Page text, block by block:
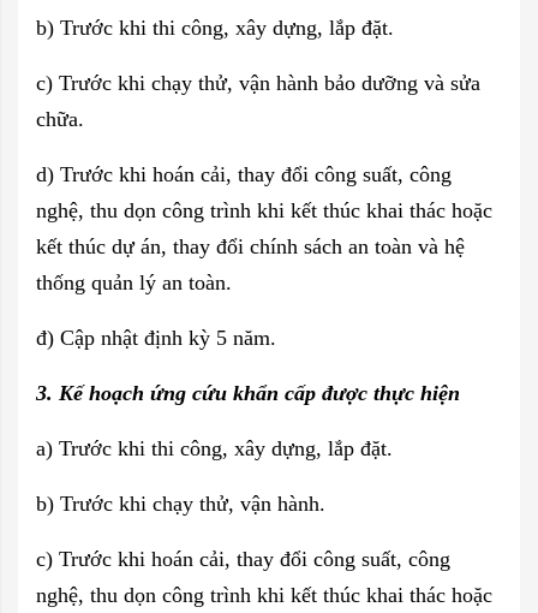
b) Trước khi thi công, xây dựng, lắp đặt.
c) Trước khi chạy thử, vận hành bảo dưỡng và sửa
chữa.
d) Trước khi hoán cải, thay đổi công suất, công
nghệ, thu dọn công trình khi kết thúc khai thác hoặc
kết thúc dự án, thay đổi chính sách an toàn và hệ
thống quản lý an toàn.
đ) Cập nhật định kỳ 5 năm.
3. Kế hoạch ứng cứu khẩn cấp được thực hiện
a) Trước khi thi công, xây dựng, lắp đặt.
b) Trước khi chạy thử, vận hành.
c) Trước khi hoán cải, thay đổi công suất, công
nghệ, thu dọn công trình khi kết thúc khai thác hoặc